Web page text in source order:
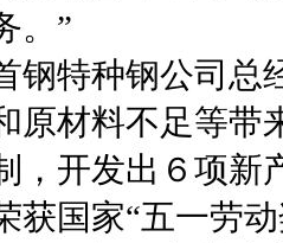
。”
钢特种钢公司总
原材料不足等带
，开发出６项新
获国家“五一劳